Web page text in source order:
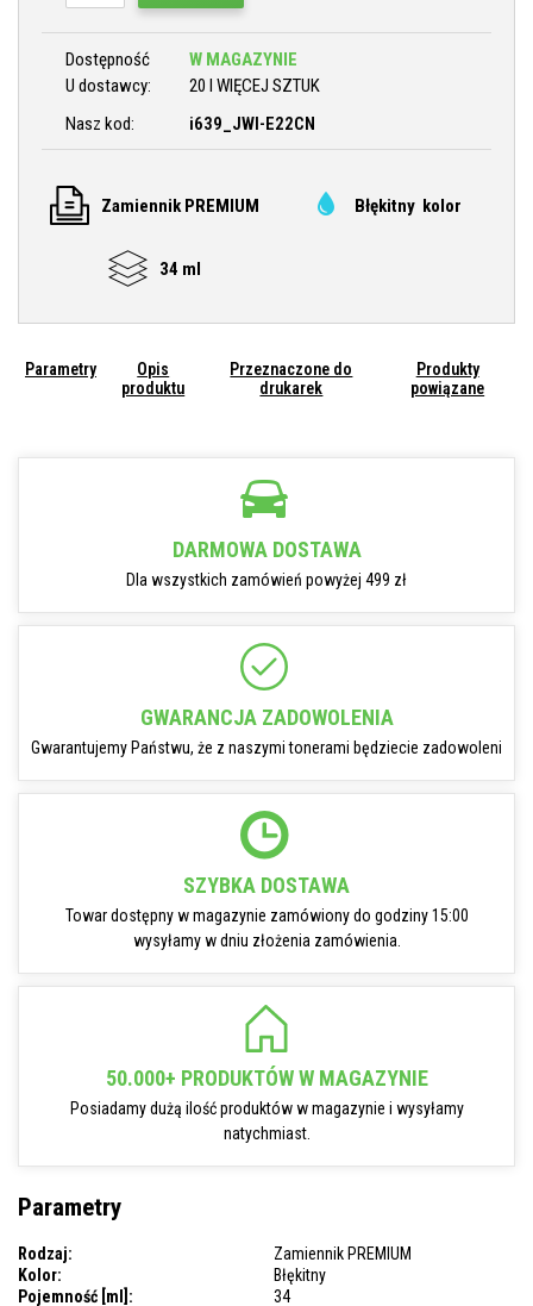
Dostępność
W MAGAZYNIE
U dostawcy:
20 I WIĘCEJ SZTUK
Nasz kod:
i639_JWI-E22CN
Zamiennik PREMIUM Błękitny kolor
34 ml
Parametry
Opis
produktu
Przeznaczone do
drukarek
Produkty
powiązane
DARMOWA DOSTAWA
Dla wszystkich zamówień powyżej 499 zł
GWARANCJA ZADOWOLENIA
Gwarantujemy Państwu, że z naszymi tonerami będziecie zadowoleni
SZYBKA DOSTAWA
Towar dostępny w magazynie zamówiony do godziny 15:00
wysyłamy w dniu złożenia zamówienia.
50.000+ PRODUKTÓW W MAGAZYNIE
Posiadamy dużą ilość produktów w magazynie i wysyłamy
natychmiast.
Parametry
Rodzaj:
Zamiennik PREMIUM
Kolor:
Błękitny
Pojemność [ml]:
34